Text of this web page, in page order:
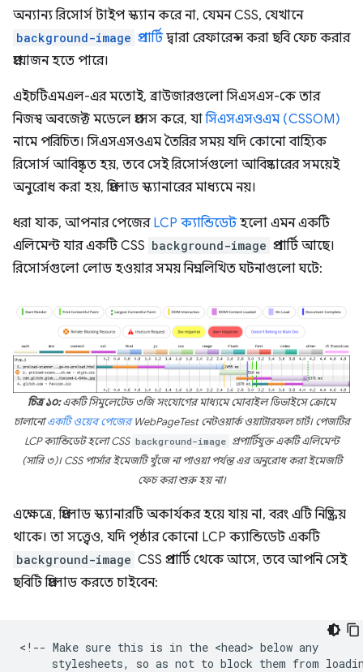
অন্যান্য রিসোর্স টাইপ স্ক্যান করে না, যেমন CSS, যেখানে
background-image প্রপার্টিদ্বারা রেফারেন্স করা ছবি ফেচ করার
প্রয়োজন হতে পারে।
এইচটিএমএল-এর মতোই, ব্রাউজারগুলো সিএসএস-কে তার
নিজস্ব অবজেক্ট মডেলে প্রসেস করে, যাসিএসএসওএম (CSSOM)
নামে পরিচিত। সিএসএসওএম তৈরির সময় যদি কোনো বাহ্যিক
রিসোর্স আবিষ্কৃত হয়, তবে সেই রিসোর্সগুলো আবিষ্কারের সময়েই
অনুরোধ করা হয়, প্রিলোড স্ক্যানারের মাধ্যমে নয়।
ধরা যাক, আপনার পেজের LCP ক্যান্ডিডেটহলো এমন একটি
এলিমেন্ট যার একটি CSS background-image প্রপার্টি আছে।
রিসোর্সগুলো লোড হওয়ার সময় নিম্নলিখিত ঘটনাগুলো ঘটে:
চিত্র ১০:একটি সিমুলেটেড ৩জি সংযোগের মাধ্যমে মোবাইল ডিভাইসে ক্রোমে
চালানোএকটি ওয়েব পেজেরWebPageTest নেটওয়ার্ক ওয়াটারফল চার্ট। পেজটির
LCP ক্যান্ডিডেট হলো CSS background-image প্রপার্টিযুক্ত একটি এলিমেন্ট
(সারি ৩)। CSS পার্সার ইমেজটি খুঁজে না পাওয়া পর্যন্ত এর অনুরোধ করা ইমেজটি
ফেচ করা শুরু হয় না।
এক্ষেত্রে, প্রিলোড স্ক্যানারটি অকার্যকর হয়ে যায় না, বরং এটি নিষ্ক্রিয়
থাকে। তা সত্ত্বেও, যদি পৃষ্ঠার কোনো LCP ক্যান্ডিডেট একটি
background-image CSS প্রপার্টি থেকে আসে, তবে আপনি সেই
ছবিটি প্রিলোড করতে চাইবেন:
<!-- Make sure this is in the <head> below any
stylesheets, so as not to block them from